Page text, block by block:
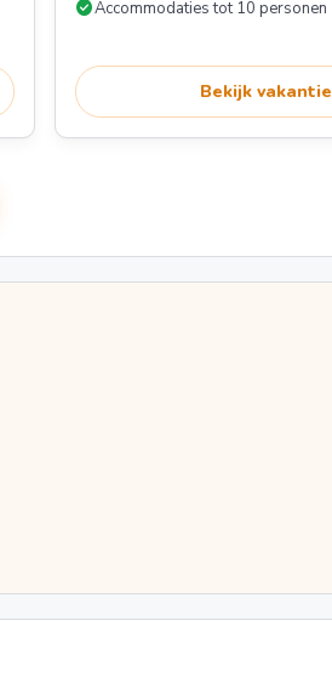
check_circleAccommodaties tot 10 personen
Bekijk vakantie